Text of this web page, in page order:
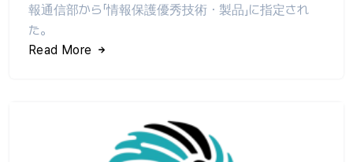
報通信部から「情報保護優秀技術・製品」に指定され
た。
Read More